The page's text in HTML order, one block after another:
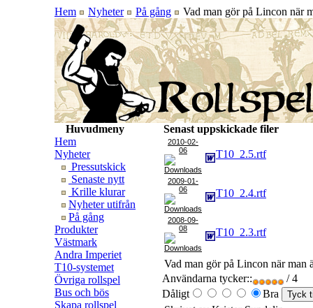
Hem Nyheter På gång Vad man gör på Lincon när
Huvudmeny
Hem
Nyheter
Pressutskick
Senaste nytt
Krille klurar
Nyheter utifrån
På gång
Produkter
Västmark
Andra Imperiet
T10-systemet
Övriga rollspel
Bus och bös
Skapa rollspel
Senast uppskickade filer
2010-02-
06
T10_2.5.rtf
2009-01-
06
T10_2.4.rtf
2008-09-
08
T10_2.3.rtf
Vad man gör på Lincon när man
Användarna tycker::
/ 4
Dåligt
Bra